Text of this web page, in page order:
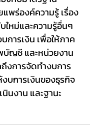
พร่องค์ความรู้ เรื่อง
หม่และความรู้อื่นๆ
การเงิน เพื่อให้ภาค
บัญชี และหน่วยงาน
งการจัดทำงบการ
บการเงินของธุรกิจ
นงาน และฐานะ